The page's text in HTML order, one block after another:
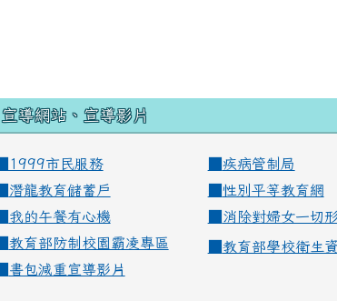
宣導網站、宣導影片
■1999市民服務 疾病管制局
潛龍教育儲蓄戶 性別平等教育網
我的午餐有心機
消除對婦女一切
教育部防制校園霸凌專區
教育部學校衛生
書包減重宣導影片